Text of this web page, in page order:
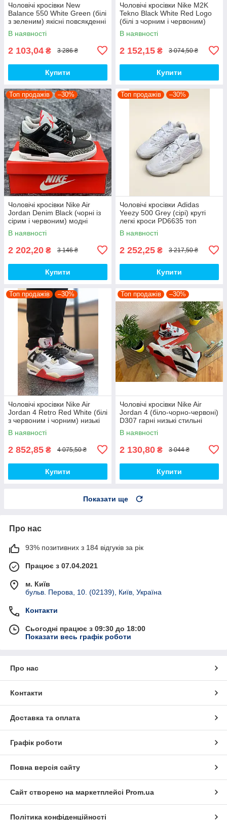
Чоловічі кросівки New
Balance 550 White Green (білі
з зеленим) якісні повсякденні
кроси NB020 top
В наявності
2 103,04 ₴ 3 286 ₴
Купити
Чоловічі кросівки Nike M2K
Tekno Black White Red Logo
(білі з чорним і червоним)
спортивні демі кроси PD7430
топ
В наявності
2 152,15 ₴ 3 074,50 ₴
Купити
Топ продажів –30%
Чоловічі кросівки Nike Air
Jordan Denim Black (чорні із
сірим і червоним) модні
демісезонні кроси PD7043
топ
В наявності
2 202,20 ₴ 3 146 ₴
Купити
Топ продажів –30%
Чоловічі кросівки Adidas
Yeezy 500 Grey (сірі) круті
легкі кроси PD6635 топ
В наявності
2 252,25 ₴ 3 217,50 ₴
Купити
Топ продажів –30%
Чоловічі кросівки Nike Air
Jordan 4 Retro Red White (білі
з червоним і чорним) низькі
демі кроси PD7361 топ
В наявності
2 852,85 ₴ 4 075,50 ₴
Купити
Топ продажів –30%
Чоловічі кросівки Nike Air
Jordan 4 (біло-чорно-червоні)
D307 гарні низькі стильні
кроси топ
В наявності
2 130,80 ₴ 3 044 ₴
Купити
Показати ще
Про нас
93% позитивних з 184 відгуків за рік
Працює з 07.04.2021
м. Київ
бульв. Перова, 10. (02139), Київ, Україна
Контакти
Сьогодні працює з 09:30 до 18:00
Показати весь графік роботи
Про нас
Контакти
Доставка та оплата
Графік роботи
Повна версія сайту
Сайт створено на маркетплейсі Prom.ua
Політика конфіденційності